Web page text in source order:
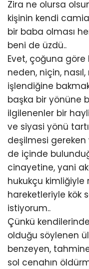
Zira ne olursa
kişinin kendi
bir baba olması
beni de üzdü..
Evet, çoğuna göre
neden, niçin,
işlendiğine
başka bir yönüne
ilgilenenler bir
ve siyasi yönü
deşilmesi
de içinde
cinayetine, yani
hukukçu kimliğiyle
hareketleriyle kök
istiyorum..
Çünkü
olduğu söylenen
benzeyen,
sol cenahın